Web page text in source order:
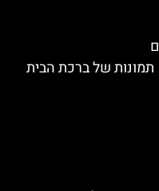
תמונות של ברכת הבית